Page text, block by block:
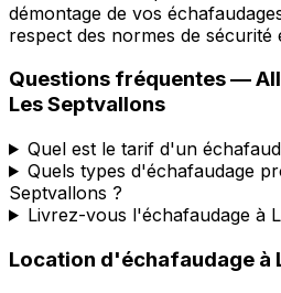
démontage de vos
respect des normes de sécurité
Questions fréquentes —
Les Septvallons
Quel est le tarif d'un
Quels types d'échafaudage
Septvallons ?
Livrez-vous l'échafaudage à
Location d'échafaudage à